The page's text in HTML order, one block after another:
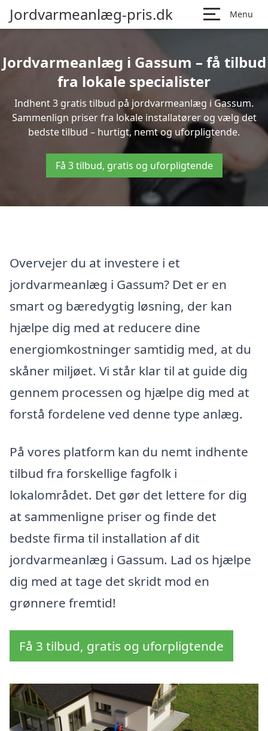
Jordvarmeanlæg-pris.dk Menu
Jordvarmeanlæg i Gassum – få tilbud
fra lokale specialister
Indhent 3 gratis tilbud på jordvarmeanlæg i Gassum.
Sammenlign priser fra lokale installatører og vælg det
bedste tilbud – hurtigt, nemt og uforpligtende.
Få 3 tilbud, gratis og uforpligtende
Overvejer du at investere i et
jordvarmeanlæg i Gassum? Det er en
smart og bæredygtig løsning, der kan
hjælpe dig med at reducere dine
energiomkostninger samtidig med, at du
skåner miljøet. Vi står klar til at guide dig
gennem processen og hjælpe dig med at
forstå fordelene ved denne type anlæg.
På vores platform kan du nemt indhente
tilbud fra forskellige fagfolk i
lokalområdet. Det gør det lettere for dig
at sammenligne priser og finde det
bedste firma til installation af dit
jordvarmeanlæg i Gassum. Lad os hjælpe
dig med at tage det skridt mod en
grønnere fremtid!
Få 3 tilbud, gratis og uforpligtende